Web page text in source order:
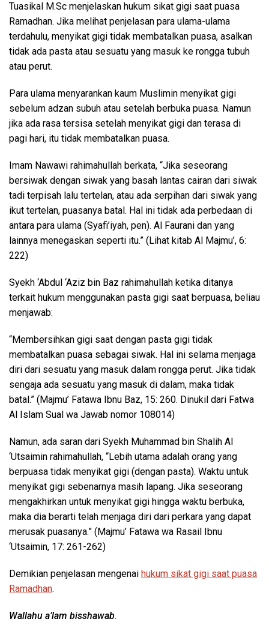
Tuasikal M.Sc menjelaskan hukum sikat gigi saat puasa
Ramadhan. Jika melihat penjelasan para ulama-ulama
terdahulu, menyikat gigi tidak membatalkan puasa, asalkan
tidak ada pasta atau sesuatu yang masuk ke rongga tubuh
atau perut.
Para ulama menyarankan kaum Muslimin menyikat gigi
sebelum adzan subuh atau setelah berbuka puasa. Namun
jika ada rasa tersisa setelah menyikat gigi dan terasa di
pagi hari, itu tidak membatalkan puasa.
Imam Nawawi rahimahullah berkata, “Jika seseorang
bersiwak dengan siwak yang basah lantas cairan dari siwak
tadi terpisah lalu tertelan, atau ada serpihan dari siwak yang
ikut tertelan, puasanya batal. Hal ini tidak ada perbedaan di
antara para ulama (Syafi’iyah, pen). Al Faurani dan yang
lainnya menegaskan seperti itu.” (Lihat kitab Al Majmu’, 6:
222)
Syekh ‘Abdul ‘Aziz bin Baz rahimahullah ketika ditanya
terkait hukum menggunakan pasta gigi saat berpuasa, beliau
menjawab:
“Membersihkan gigi saat dengan pasta gigi tidak
membatalkan puasa sebagai siwak. Hal ini selama menjaga
diri dari sesuatu yang masuk dalam rongga perut. Jika tidak
sengaja ada sesuatu yang masuk di dalam, maka tidak
batal.” (Majmu’ Fatawa Ibnu Baz, 15: 260. Dinukil dari Fatwa
Al Islam Sual wa Jawab nomor 108014)
Namun, ada saran dari Syekh Muhammad bin Shalih Al
‘Utsaimin rahimahullah, “Lebih utama adalah orang yang
berpuasa tidak menyikat gigi (dengan pasta). Waktu untuk
menyikat gigi sebenarnya masih lapang. Jika seseorang
mengakhirkan untuk menyikat gigi hingga waktu berbuka,
maka dia berarti telah menjaga diri dari perkara yang dapat
merusak puasanya.” (Majmu’ Fatawa wa Rasail Ibnu
‘Utsaimin, 17: 261-262)
Demikian penjelasan mengenai hukum sikat gigi saat puasa
Ramadhan.
Wallahu a’lam bisshawab.